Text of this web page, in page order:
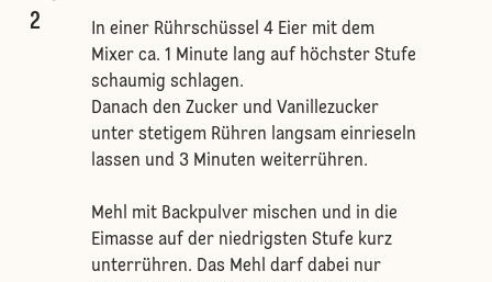
2
In einer Rührschüssel 4 Eier mit dem
Mixer ca. 1 Minute lang auf höchster Stufe
schaumig schlagen.
Danach den Zucker und Vanillezucker
unter stetigem Rühren langsam einrieseln
lassen und 3 Minuten weiterrühren.
Mehl mit Backpulver mischen und in die
Eimasse auf der niedrigsten Stufe kurz
unterrühren. Das Mehl darf dabei nur